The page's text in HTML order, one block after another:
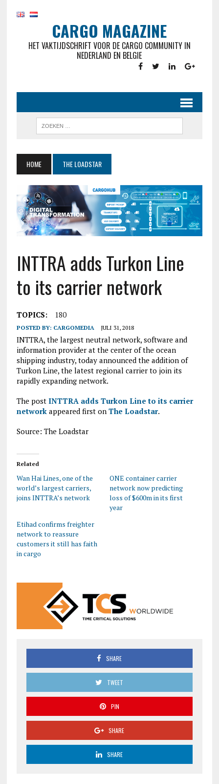
CARGO MAGAZINE
HET VAKTIJDSCHRIFT VOOR DE CARGO COMMUNITY IN
NEDERLAND EN BELGIE
HOME THE LOADSTAR
INTTRA adds Turkon Line
to its carrier network
TOPICS: 180
POSTED BY: CARGOMEDIA JULI 31, 2018
INTTRA, the largest neutral network, software and
information provider at the center of the ocean
shipping industry, today announced the addition of
Turkon Line, the latest regional carrier to join its
rapidly expanding network.
The post INTTRA adds Turkon Line to its carrier
networkappeared first on The Loadstar.
Source: The Loadstar
Related
Wan Hai Lines, one of the
world’s largest carriers,
joins INTTRA’s network
ONE container carrier
network now predicting
loss of $600m in its first
year
Etihad confirms freighter
network to reassure
customers it still has faith
in cargo
SHARE
TWEET
PIN
SHARE
SHARE